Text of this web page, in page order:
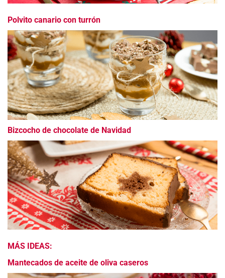
Polvito canario con turrón
Bizcocho de chocolate de Navidad
MÁS IDEAS:
Mantecados de aceite de oliva caseros